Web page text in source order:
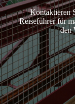
Kontaktieren
Reiseführer für
den